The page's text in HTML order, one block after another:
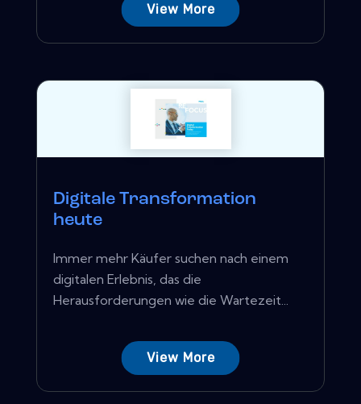
View More
Digitale Transformation
heute
Immer mehr Käufer suchen nach einem
digitalen Erlebnis, das die
Herausforderungen wie die Wartezeit...
View More